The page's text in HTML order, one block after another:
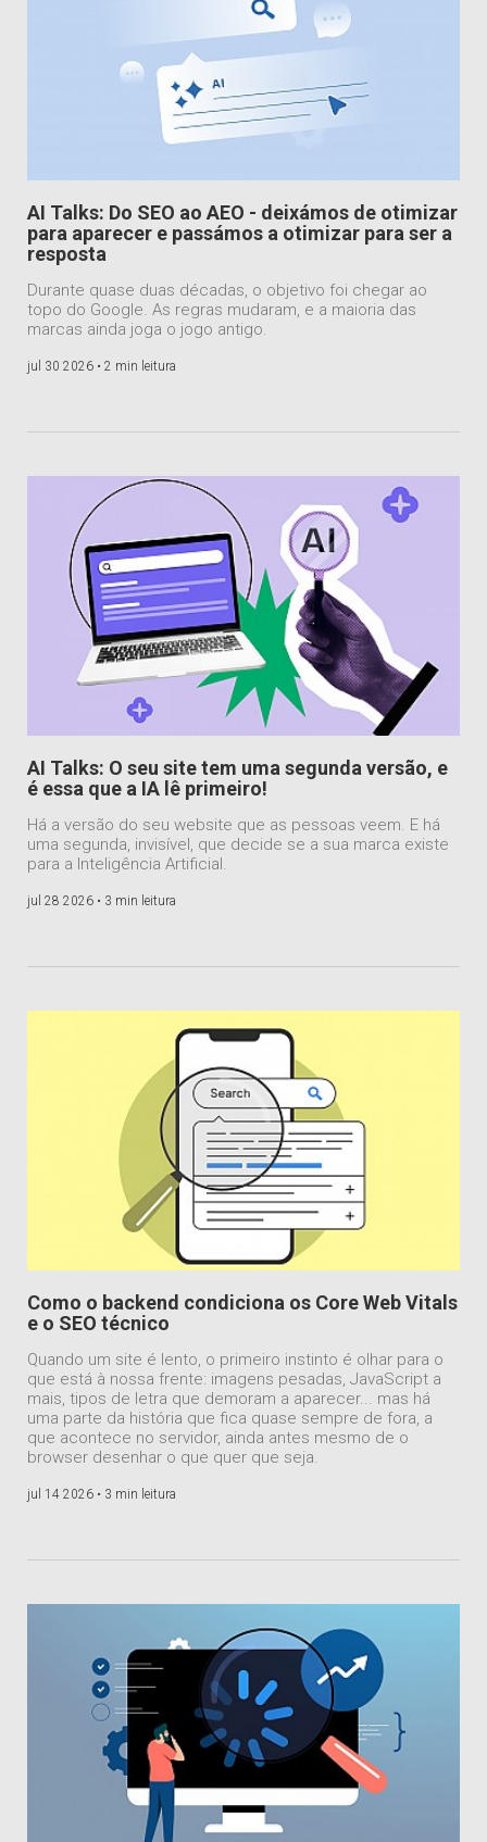
AI Talks: Do SEO ao AEO - deixámos de otimizar
para aparecer e passámos a otimizar para ser a
resposta
Durante quase duas décadas, o objetivo foi chegar ao
topo do Google. As regras mudaram, e a maioria das
marcas ainda joga o jogo antigo.
jul 30 2026 • 2 min leitura
AI Talks: O seu site tem uma segunda versão, e
é essa que a IA lê primeiro!
Há a versão do seu website que as pessoas veem. E há
uma segunda, invisível, que decide se a sua marca existe
para a Inteligência Artificial.
jul 28 2026 • 3 min leitura
Como o backend condiciona os Core Web Vitals
e o SEO técnico
Quando um site é lento, o primeiro instinto é olhar para o
que está à nossa frente: imagens pesadas, JavaScript a
mais, tipos de letra que demoram a aparecer... mas há
uma parte da história que fica quase sempre de fora, a
que acontece no servidor, ainda antes mesmo de o
browser desenhar o que quer que seja.
jul 14 2026 • 3 min leitura